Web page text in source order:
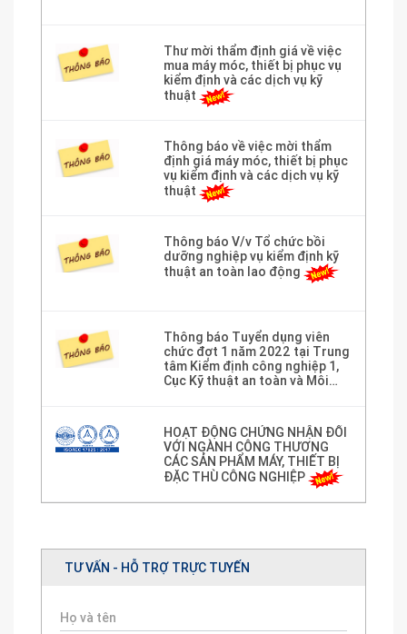
Thư mời thẩm định giá về việc
mua máy móc, thiết bị phục vụ
kiểm định và các dịch vụ kỹ
thuật
Thông báo về việc mời thẩm
định giá máy móc, thiết bị phục
vụ kiểm định và các dịch vụ kỹ
thuật
Thông báo V/v Tổ chức bồi
dưỡng nghiệp vụ kiểm định kỹ
thuật an toàn lao động
Thông báo Tuyển dụng viên
chức đợt 1 năm 2022 tại Trung
tâm Kiểm định công nghiệp 1,
Cục Kỹ thuật an toàn và Môi
HOẠT ĐỘNG CHỨNG NHẬN ĐỐI
VỚI NGÀNH CÔNG THƯƠNG
CÁC SẢN PHẨM MÁY, THIẾT BỊ
ĐẶC THÙ CÔNG NGHIỆP
TƯ VẤN - HỖ TRỢ TRỰC TUYẾN